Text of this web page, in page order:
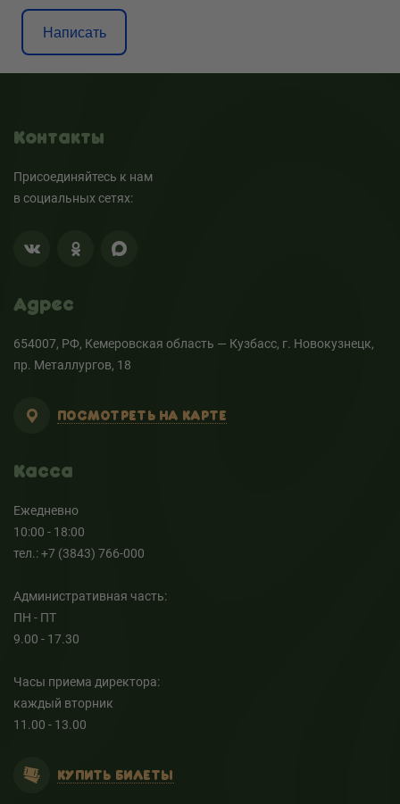
Написать
Контакты
Присоединяйтесь к нам
в социальных сетях:
Адрес
654007, РФ, Кемеровская область — Кузбасс, г. Новокузнецк,
пр. Металлургов, 18
ПОСМОТРЕТЬ НА КАРТЕ
Касса
Ежедневно
10:00 - 18:00
тел.: +7 (3843) 766-000
Административная часть:
ПН - ПТ
9.00 - 17.30
Часы приема директора:
каждый вторник
11.00 - 13.00
КУПИТЬ БИЛЕТЫ